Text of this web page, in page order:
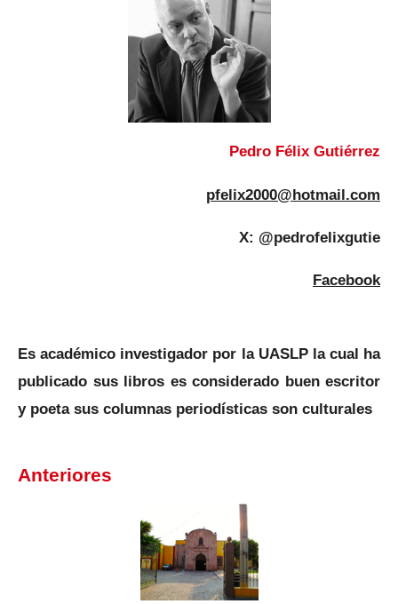
Pedro Félix Gutiérrez
pfelix2000@hotmail.com
X: @pedrofelixgutie
Facebook
Es académico investigador por la UASLP la cual ha
publicado sus libros es considerado buen escritor
y poeta sus columnas periodísticas son culturales
Anteriores